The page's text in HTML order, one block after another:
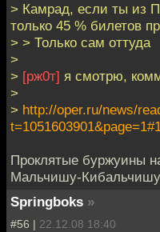
> Камрад, если ты из
только 45 % билетов
> > Только сам оттуда
>
> [рж0т] я смотрю,
>
> http://oper.ru/news/
Проклятые буржуины
Мальчишу-
Springboks »
#56 | 22.12.08 18:40